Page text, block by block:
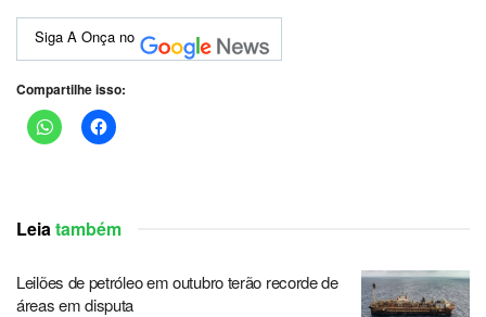
Siga A Onça no
Compartilhe isso:
Leiatambém
Leilões de petróleo em outubro terão recorde de
áreas em disputa